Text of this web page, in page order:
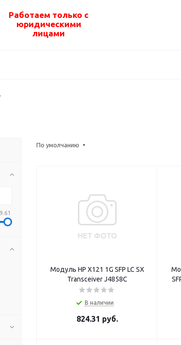
Работаем только с
юридическими
лицами
По умолчанию
Модуль HP X121 1G SFP LC SX
Transceiver J4858C
В наличии
824.31 руб.